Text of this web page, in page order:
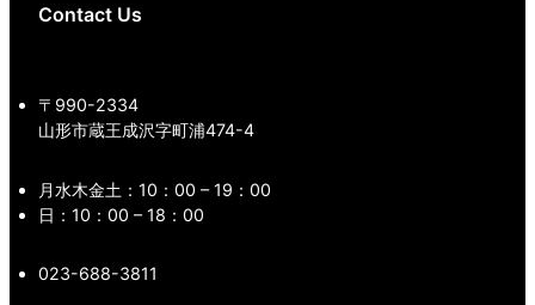
Contact Us
〒990-2334
山形市蔵王成沢字町浦474-4
月水木金土：10：00 – 19：00
日：10：00 – 18：00
023-688-3811